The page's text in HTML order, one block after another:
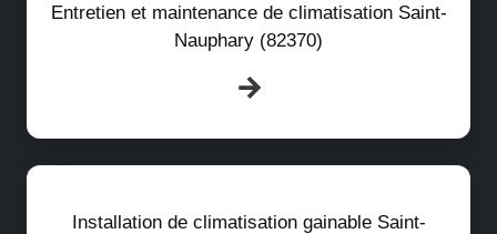
Entretien et maintenance de climatisation Saint-
Nauphary (82370)
Installation de climatisation gainable Saint-